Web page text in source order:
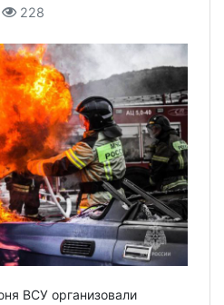
228
ВСУ организовали